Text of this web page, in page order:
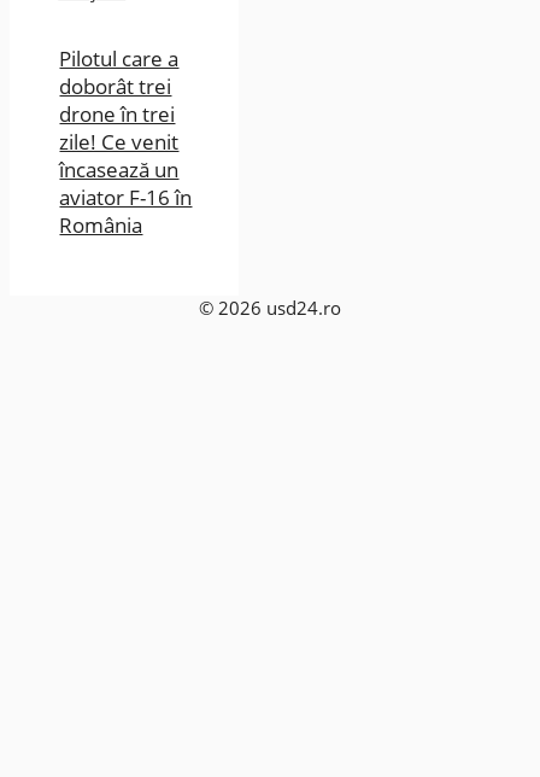
Pilotul care a
doborât trei
drone în trei
zile! Ce venit
încasează un
aviator F-16 în
România
© 2026 usd24.ro